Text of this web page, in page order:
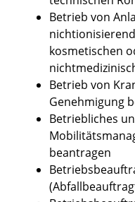
Betrieb von
kosmetischen
Betrieb von
Genehmigung
Betriebliches
beantragen